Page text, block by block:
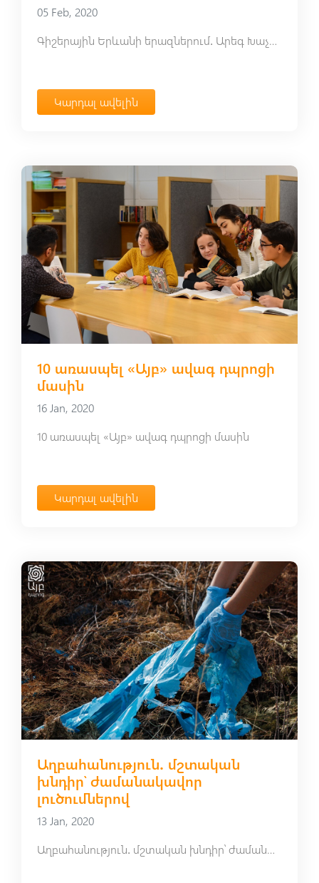
05 Feb, 2020
Գիշերային Երևանի երազներում․ Արեգ Խաչատրյան (ֆոտոշարք)
Կարդալ ավելին
10 առասպել «Այբ» ավագ դպրոցի
մասին
16 Jan, 2020
10 առասպել «Այբ» ավագ դպրոցի մասին
Կարդալ ավելին
Աղբահանություն․ մշտական
խնդիր՝ ժամանակավոր
լուծումներով
13 Jan, 2020
Աղբահանություն․ մշտական խնդիր՝ ժամանակավոր լուծումներով